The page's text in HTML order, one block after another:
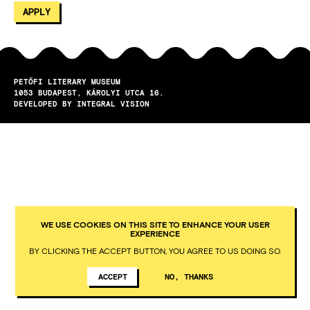
PETŐFI LITERARY MUSEUM
1053
BUDAPEST
KÁROLYI UTCA 16.
DEVELOPED BY INTEGRAL VISION
WE USE COOKIES ON THIS SITE TO ENHANCE YOUR USER
EXPERIENCE
BY CLICKING THE ACCEPT BUTTON, YOU AGREE TO US DOING SO.
ACCEPT NO, THANKS